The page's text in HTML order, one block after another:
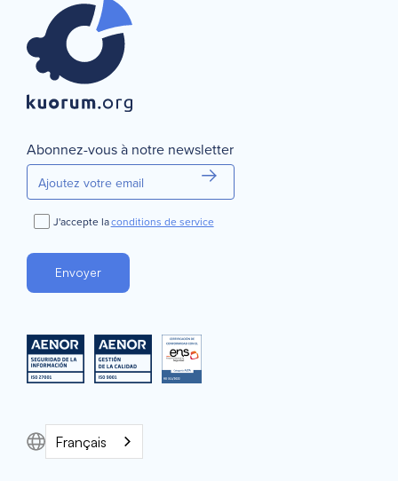
Abonnez-vous à notre newsletter
J'accepte laconditions de service
Français